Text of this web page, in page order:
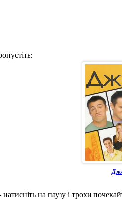
натисніть на паузу і трохи